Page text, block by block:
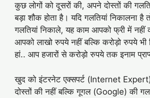
कुछ लोगों को दूसरों की, अपने दोस्तों की
बड़ा शौक होता है। यदि गलतियां निकालना है
गलतियां निकाले, यह काम आपको फ्री में नहीं
आपको लाखो रुपये नहीं बल्कि करोड़ो रुपये
हां.. आप हजारों से करोड़ो रुपये तक इनाम
खुद को इंटरनेट एक्सपर्ट (Internet
दोस्तों की नहीं बल्कि गूगल (Google) की